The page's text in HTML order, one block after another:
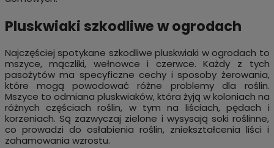
Pluskwiaki szkodliwe w ogrodach
Najczęściej spotykane szkodliwe pluskwiaki w ogrodach to
mszyce, mączliki, wełnowce i czerwce. Każdy z tych
pasożytów ma specyficzne cechy i sposoby żerowania,
które mogą powodować różne problemy dla roślin.
Mszyce to odmiana pluskwiaków, która żyją w koloniach na
różnych częściach roślin, w tym na liściach, pędach i
korzeniach. Są zazwyczaj zielone i wysysają soki roślinne,
co prowadzi do osłabienia roślin, zniekształcenia liści i
zahamowania wzrostu.